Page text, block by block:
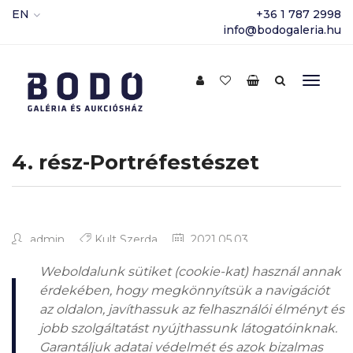
EN
+36 1 787 2998
info@bodogaleria.hu
4. rész-Portréfestészet
admin Kult Szerda 2021.05.03.
“A portré egyedülálló alkalmat ad nekünk
nézőnek arra, hogy megismerhessük a múlt
emberét. A portréművészetnek különböző
Weboldalunk sütiket (cookie-kat) használ annak
érdekében, hogy megkönnyítsük a navigációt
az oldalon, javíthassuk az felhasználói élményt és
jobb szolgáltatást nyújthassunk látogatóinknak.
Garantáljuk adatai védelmét és azok bizalmas